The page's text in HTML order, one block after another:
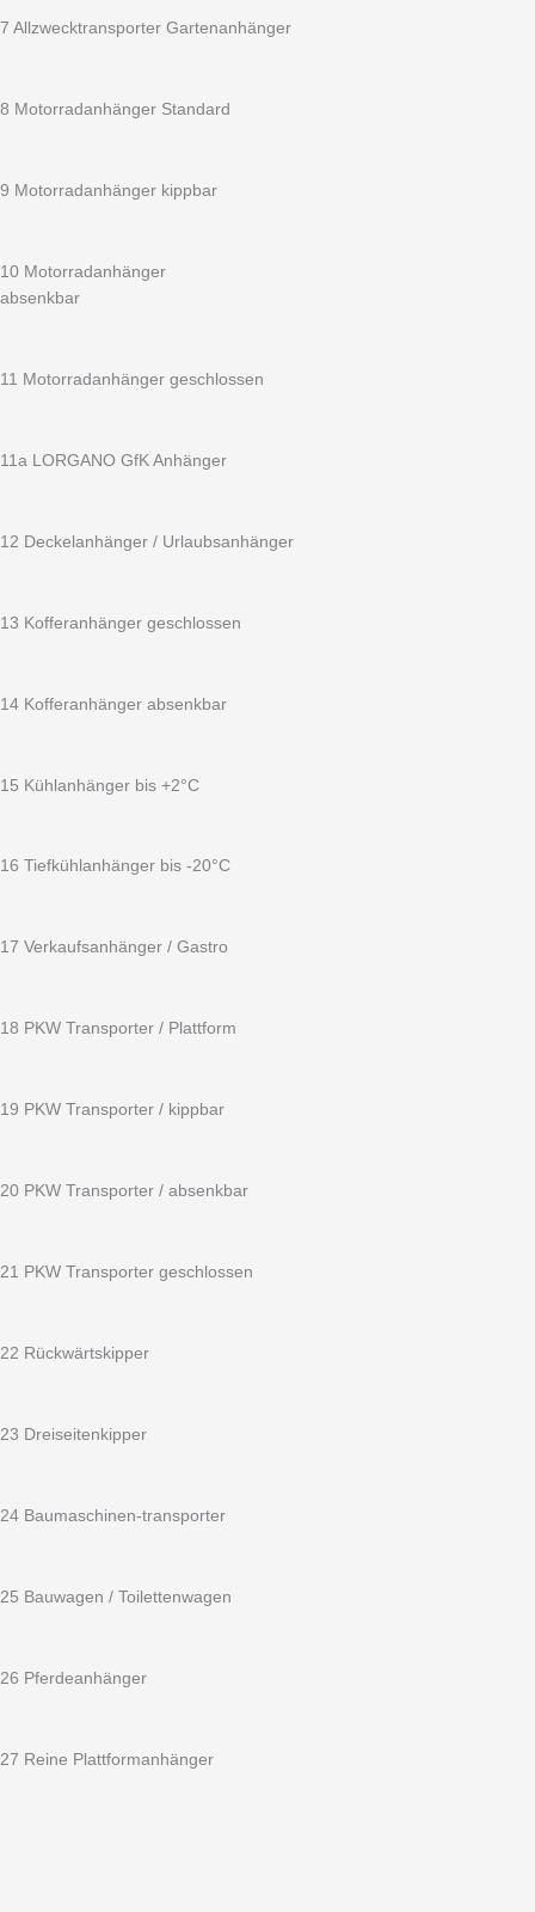
7 Allzwecktransporter Gartenanhänger
8 Motorradanhänger Standard
9 Motorradanhänger kippbar
10 Motorradanhänger
absenkbar
11 Motorradanhänger geschlossen
11a LORGANO GfK Anhänger
12 Deckelanhänger / Urlaubsanhänger
13 Kofferanhänger geschlossen
14 Kofferanhänger absenkbar
15 Kühlanhänger bis +2°C
16 Tiefkühlanhänger bis -20°C
17 Verkaufsanhänger / Gastro
18 PKW Transporter / Plattform
19 PKW Transporter / kippbar
20 PKW Transporter / absenkbar
21 PKW Transporter geschlossen
22 Rückwärtskipper
23 Dreiseitenkipper
24 Baumaschinen-transporter
25 Bauwagen / Toilettenwagen
26 Pferdeanhänger
27 Reine Plattformanhänger
abschließbar
hyperblack
93L